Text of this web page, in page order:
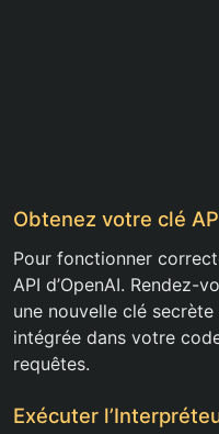
Obtenez votre clé
Pour fonctionner
API d’OpenAI. Rendez-
une nouvelle clé
intégrée dans votre
requêtes.
Exécuter